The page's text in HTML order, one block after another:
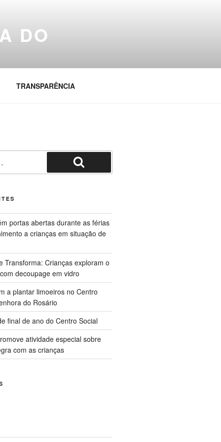
DO
TRANSPARÊNCIA
Pesquisar
portas abertas durante as férias
a crianças em situação de
Transforma: Crianças exploram o
decoupage em vidro
a plantar limoeiros no Centro
do Rosário
final de ano do Centro Social
atividade especial sobre
com as crianças